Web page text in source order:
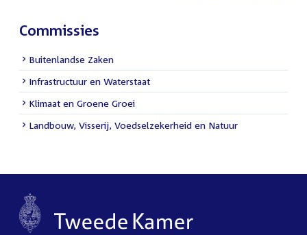
Commissies
Buitenlandse Zaken
Infrastructuur en Waterstaat
Klimaat en Groene Groei
Landbouw, Visserij, Voedselzekerheid en Natuur